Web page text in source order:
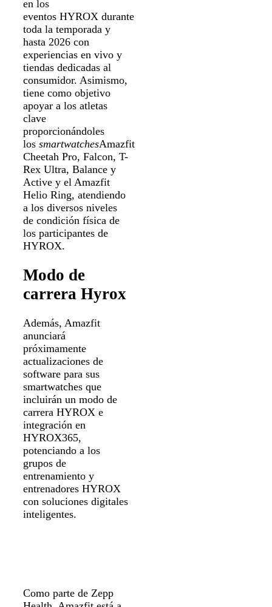
en los
eventos HYROX durante
toda la temporada y
hasta 2026 con
experiencias en vivo y
tiendas dedicadas al
consumidor. Asimismo,
tiene como objetivo
apoyar a los atletas
clave
proporcionándoles
los smartwatchesAmazfit
Cheetah Pro, Falcon, T-
Rex Ultra, Balance y
Active y el Amazfit
Helio Ring, atendiendo
a los diversos niveles
de condición física de
los participantes de
HYROX.
Modo de
carrera Hyrox
Además, Amazfit
anunciará
próximamente
actualizaciones de
software para sus
smartwatches que
incluirán un modo de
carrera HYROX e
integración en
HYROX365,
potenciando a los
grupos de
entrenamiento y
entrenadores HYROX
con soluciones digitales
inteligentes.
Como parte de Zepp